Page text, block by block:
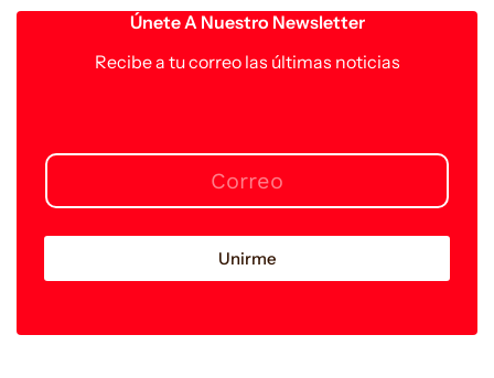
Únete A Nuestro Newsletter
Recibe a tu correo las últimas noticias
Unirme